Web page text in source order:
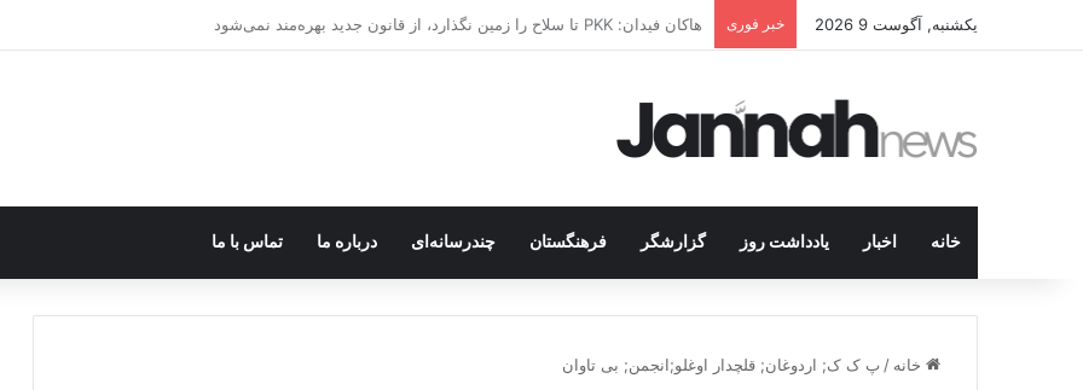
یکشنبه, آگوست 9 2026 خبر فوری از کوهستان تا میز مذاکره؛ پژاک یک‌شبه «دموکرات» شد!
خانه اخبار یادداشت روز گزارشگر فرهنگستان چندرسانه‌ای درباره ما تماس با ما
خانه / پ ک ک; اردوغان; قلچدار اوغلو;انجمن; بی تاوان